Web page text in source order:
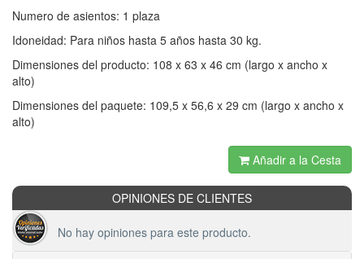
Numero de asientos: 1 plaza
Idoneidad: Para niños hasta 5 años hasta 30 kg.
Dimensiones del producto: 108 x 63 x 46 cm (largo x ancho x
alto)
Dimensiones del paquete: 109,5 x 56,6 x 29 cm (largo x ancho x
alto)
Añadir a la Cesta
OPINIONES DE CLIENTES
No hay opiniones para este producto.